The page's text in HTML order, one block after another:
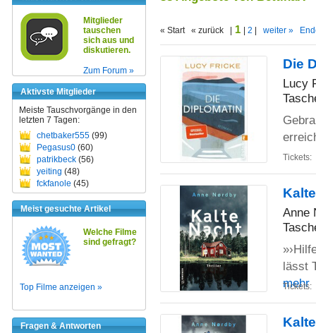
Mitglieder
tauschen
sich aus und
diskutieren.
Zum Forum »
Aktivste Mitglieder
Meiste Tauschvorgänge in den
letzten 7 Tagen:
chetbaker555 (99)
Pegasus0 (60)
patrikbeck (56)
yeiting (48)
fckfanole (45)
Meist gesuchte Artikel
Welche Filme
sind gefragt?
Top Filme anzeigen »
Fragen & Antworten
« Start « zurück | 1 2 weiter »
Die
Lucy
Tickets:
Anne
lässt
mehr
Tickets: